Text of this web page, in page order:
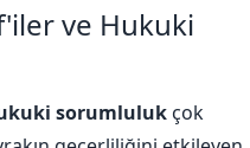
ve Hukuki
sorumluluk çok